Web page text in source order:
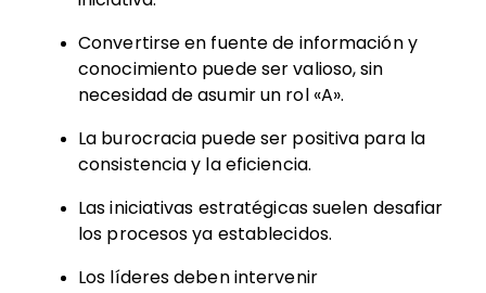
Convertirse en fuente de información y
conocimiento puede ser valioso, sin
necesidad de asumir un rol «A».
La burocracia puede ser positiva para la
consistencia y la eficiencia.
Las iniciativas estratégicas suelen desafiar
los procesos ya establecidos.
Los líderes deben intervenir